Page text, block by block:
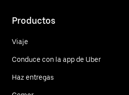
Productos
Viaje
Conduce con la app de Uber
Haz entregas